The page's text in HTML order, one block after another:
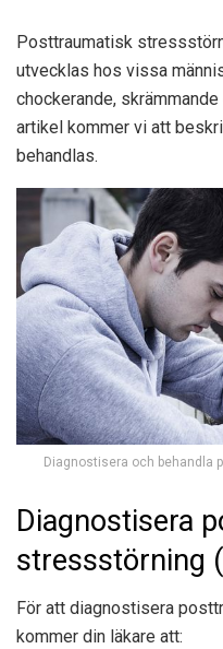
Posttraumatisk
utvecklas hos vissa
chockerande,
artikel kommer vi att
behandlas.
Diagnostisera och behandla
Diagnostisera
stressstörning
För att diagnostisera
kommer din läkare att: